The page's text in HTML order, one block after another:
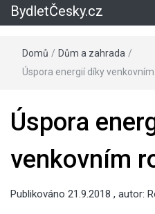
BydletČesky.cz
Domů / Dům a zahrada /
Úspora energií díky
Úspora
venkovním
Publikováno 21.9.2018 , autor: